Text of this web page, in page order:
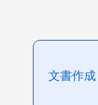
文書作成